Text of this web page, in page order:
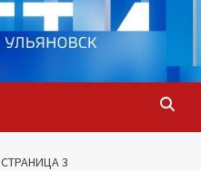
СТРАНИЦА 3